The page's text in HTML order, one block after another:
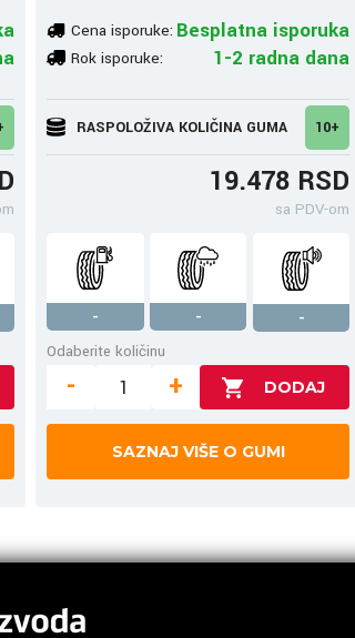
Cena isporuke: Besplatna isporuka
Rok isporuke: 1-2 radna dana
RASPOLOŽIVA KOLIČINA GUMA 10+
19.478 RSD
sa PDV-om
- -
-
Odaberite količinu
- +
SAZNAJ VIŠE O GUMI